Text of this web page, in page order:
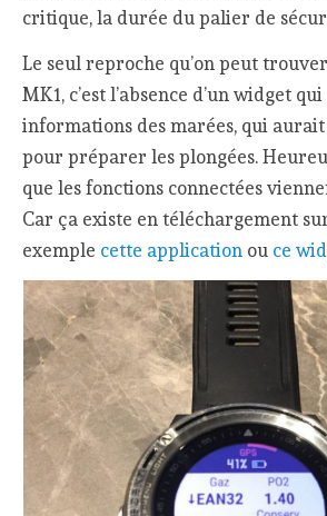
critique, la durée du palier de
Le seul reproche qu’on peut
MK1, c’est l’absence d’un widget
informations des marées, qui
pour préparer les plongées.
que les fonctions connectées
Car ça existe en téléchargement
exemple cette application ou ce